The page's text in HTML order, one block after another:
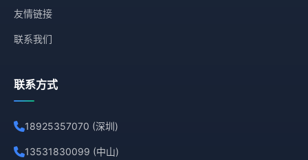
友情链接
联系我们
联系方式
18925357070 (深圳)
13531830099 (中山)